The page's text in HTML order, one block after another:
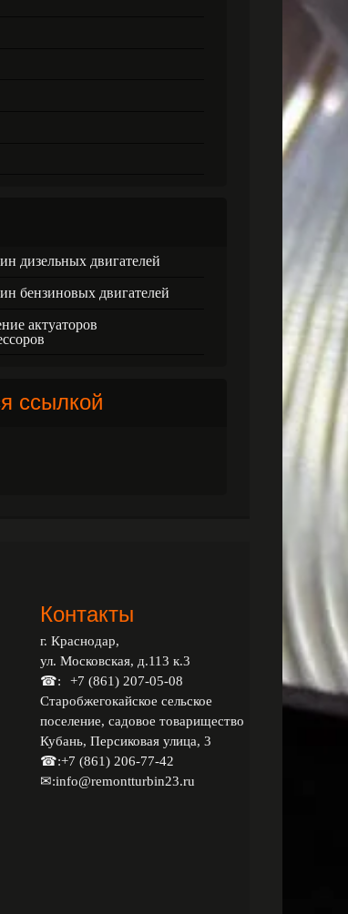
дизельных двигателей
бензиновых двигателей
актуаторов
ссылкой
Контакты
г. Краснодар,
ул. Московская, д.113 к.3
☎:
+7 (861) 207-05-08
Старобжегокайское сельское
поселение, садовое товарищество
Кубань, Персиковая улица, 3
☎:+7 (861) 206-77-42
✉:info@remontturbin23.ru